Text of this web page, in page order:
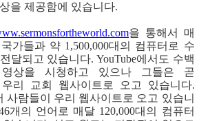
을 제공함에 있습니다.
을 통해서 매
가들과 약 1,500,000대의 컴퓨터로 수
달되고 있습니다. YouTube에서도 수백
상을 시청하고 있으나 그들은 곧
우리 교회 웹사이트로 오고 있습니다.
사람들이 우리 웹사이트로 오고 있습니
개의 언어로 매달 120,000대의 컴퓨터